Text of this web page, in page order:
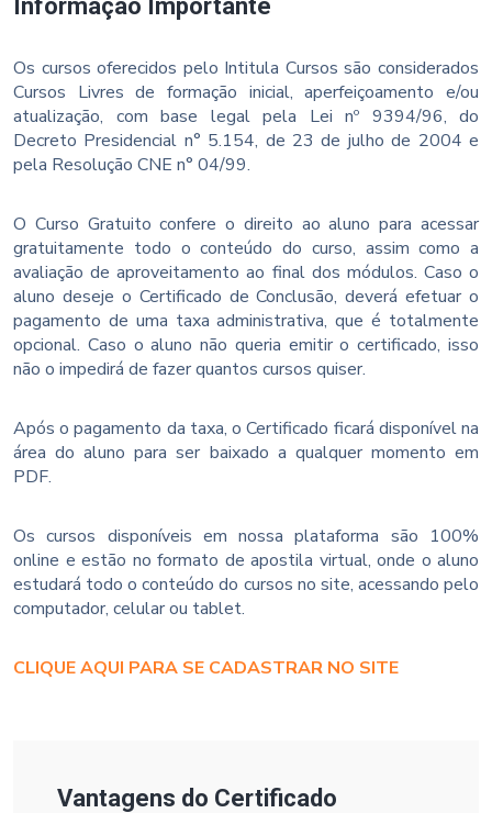
Informação Importante
Os cursos oferecidos pelo Intitula Cursos são considerados
Cursos Livres de formação inicial, aperfeiçoamento e/ou
atualização, com base legal pela Lei nº 9394/96, do
Decreto Presidencial n° 5.154, de 23 de julho de 2004 e
pela Resolução CNE n° 04/99.
O Curso Gratuito confere o direito ao aluno para acessar
gratuitamente todo o conteúdo do curso, assim como a
avaliação de aproveitamento ao final dos módulos. Caso o
aluno deseje o Certificado de Conclusão, deverá efetuar o
pagamento de uma taxa administrativa, que é totalmente
opcional. Caso o aluno não queria emitir o certificado, isso
não o impedirá de fazer quantos cursos quiser.
Após o pagamento da taxa, o Certificado ficará disponível na
área do aluno para ser baixado a qualquer momento em
PDF.
Os cursos disponíveis em nossa plataforma são 100%
online e estão no formato de apostila virtual, onde o aluno
estudará todo o conteúdo do cursos no site, acessando pelo
computador, celular ou tablet.
CLIQUE AQUI PARA SE CADASTRAR NO SITE
Vantagens do Certificado